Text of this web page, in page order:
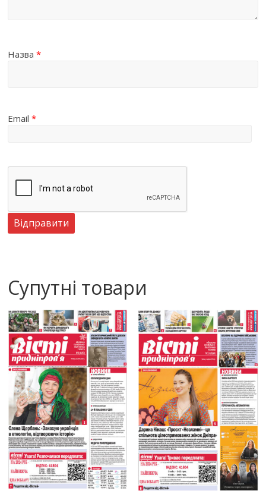
Назва*
Email*
Супутні товари